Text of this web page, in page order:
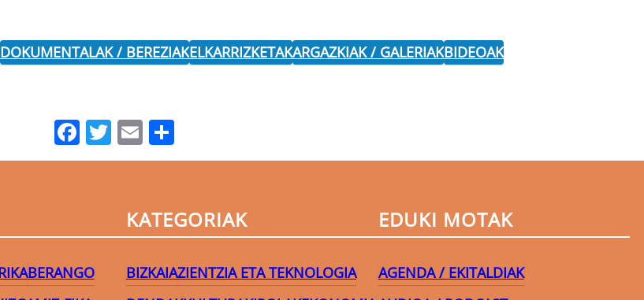
DOKUMENTALAK / BEREZIAKELKARRIZKETAKARGAZKIAK / GALERIAKBIDEOAK
Facebook
Twitter
Email
BERANGO
KATEGORIAK
BIZKAIAZIENTZIA ETA TEKNOLOGIA
EDUKI MOTAK
AGENDA / EKITALDIAK